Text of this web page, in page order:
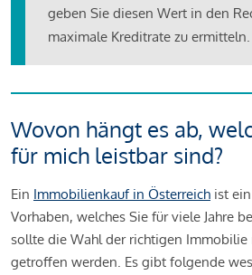
geben Sie diesen Wert in den
maximale Kreditrate zu ermitteln.
Wovon hängt es ab,
für mich leistbar sind?
Ein Immobilienkauf in Österreich ist
Vorhaben, welches Sie für viele Jahre
sollte die Wahl der richtigen
getroffen werden. Es gibt folgende